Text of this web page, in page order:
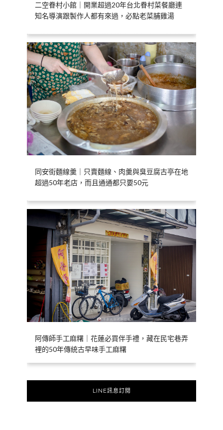
二空眷村小館｜開業超過20年台北眷村菜餐廳連
知名導演跟製作人都有來過，必點老菜脯雞湯
同安街麵線羹｜只賣麵線、肉羹與臭豆腐古亭在地
超過50年老店，而且通通都只要50元
阿傳師手工麻糬｜花蓮必買伴手禮，藏在民宅巷弄
裡的50年傳統古早味手工麻糬
LINE訊息訂閱